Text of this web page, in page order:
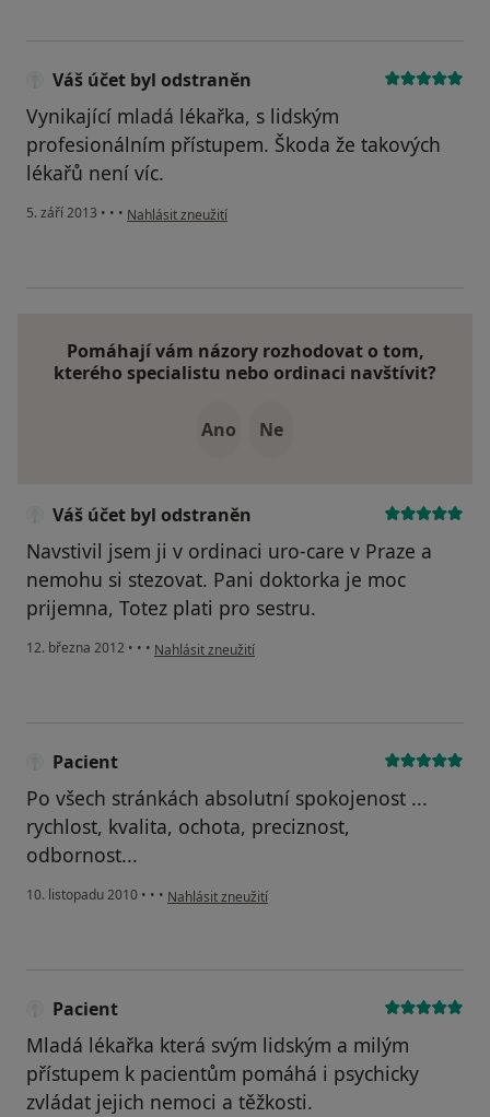
Váš účet byl odstraněn
Vynikající mladá lékařka, s lidským
profesionálním přístupem. Škoda že takových
lékařů není víc.
5. září 2013 • • • podle názoru uživatele Váš účet byl odstraněn
Nahlásit zneužití
Pomáhají vám názory rozhodovat o tom,
kterého specialistu nebo ordinaci navštívit?
Ano Ne
Váš účet byl odstraněn
Navstivil jsem ji v ordinaci uro-care v Praze a
nemohu si stezovat. Pani doktorka je moc
prijemna, Totez plati pro sestru.
12. března 2012 • • • podle názoru uživatele Váš účet byl odstraněn
Nahlásit zneužití
Pacient
Po všech stránkách absolutní spokojenost ...
rychlost, kvalita, ochota, preciznost,
odbornost...
10. listopadu 2010 • • • podle názoru uživatele Pacient
Nahlásit zneužití
Pacient
Mladá lékařka která svým lidským a milým
přístupem k pacientům pomáhá i psychicky
zvládat jejich nemoci a těžkosti.